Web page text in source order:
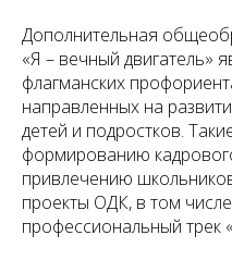
Дополнительная
«Я – вечный двигатель»
флагманских
направленных на
детей и подростков.
формированию
привлечению
проекты ОДК, в том
профессиональный трек